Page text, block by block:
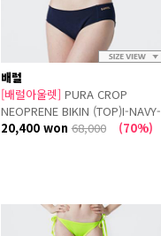
배럴
[배럴아울렛] PURA CROP
NEOPRENE BIKIN (TOP)I-NAVY-
PEACH
20,400 won68,000 (70%)